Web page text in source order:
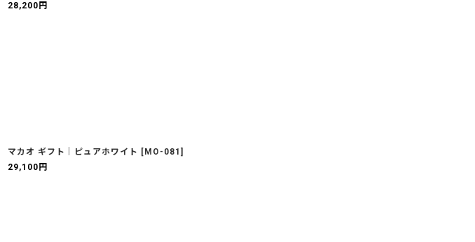
28,200 円
マカオ ギフト｜ピュアホワイト [ MO-081 ]
29,100 円